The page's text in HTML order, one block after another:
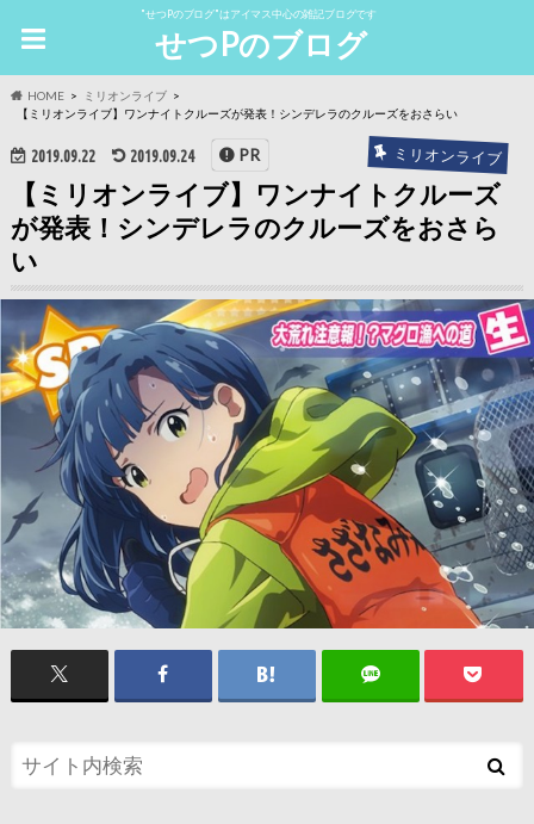
"せつPのブログ"はアイマス中心の雑記ブログです
せつPのブログ
HOME
ミリオンライブ
【ミリオンライブ】ワンナイトクルーズが発表！シンデレラのクルーズをおさらい
2019.09.22 2019.09.24 ミリオンライブ
PR
【ミリオンライブ】ワンナイトクルーズ
が発表！シンデレラのクルーズをおさら
い